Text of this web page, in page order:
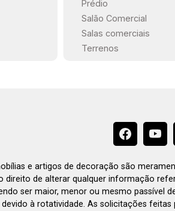
Prédio
Salão Comercial
Salas comerciais
Terrenos
e artigos de decoração são
direito de alterar qualquer informação
ser maior, menor ou mesmo passível
à rotatividade. As solicitações